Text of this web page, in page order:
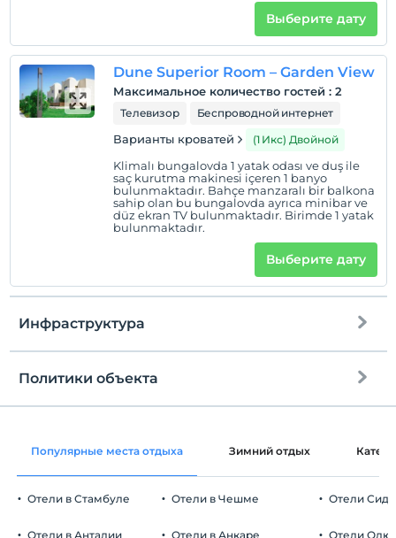
Выберите дату
Dune Superior Room – Garden View
Максимальное количество гостей : 2
Телевизор Беспроводной интернет
Варианты кроватей (1 Икс) Двойной
Klimalı bungalovda 1 yatak odası ve duş ile
saç kurutma makinesi içeren 1 banyo
bulunmaktadır. Bahçe manzaralı bir balkona
sahip olan bu bungalovda ayrıca minibar ve
düz ekran TV bulunmaktadır. Birimde 1 yatak
bulunmaktadır.
Выберите дату
Инфраструктура
Общие зоны и все комнаты
Политики объекта
Зарегистрироваться
Время выезда
До 12:00
Домашние животные
Популярные места отдыха Зимний отдых
Отели в Стамбуле
Отели в Анталии
Отели в Чешме
Отели в Анкаре
Отели Сиде
Отели